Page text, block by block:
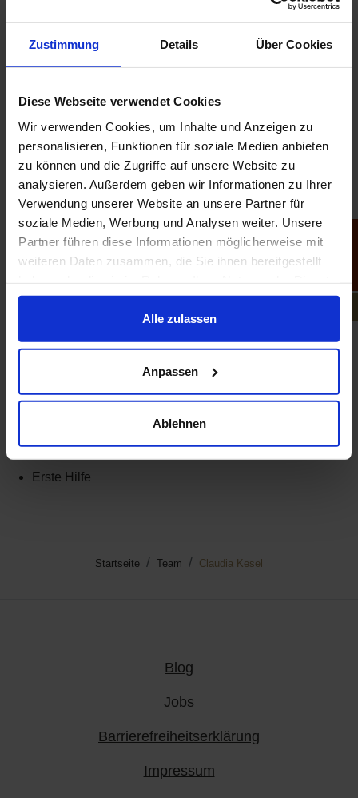
Zustimmung Details Über Cookies
Diese Webseite verwendet Cookies
Wir verwenden Cookies, um Inhalte und Anzeigen zu
personalisieren, Funktionen für soziale Medien anbieten
zu können und die Zugriffe auf unsere Website zu
analysieren. Außerdem geben wir Informationen zu Ihrer
Verwendung unserer Website an unsere Partner für
soziale Medien, Werbung und Analysen weiter. Unsere
Partner führen diese Informationen möglicherweise mit
weiteren Daten zusammen, die Sie ihnen bereitgestellt
gesammelt haben.
Alle zulassen
Anpassen
Ablehnen
ab 1995 Tätigkeit in diversen Praxen
2015–2020 ZFA in hiesiger Praxis
seit 2024 wieder in unserer Praxis tätig
ZUSTÄNDIGKEITSBEREICHE:
Material
Röntgen
FORTBILDUNGEN:
IT/ Dokumentation
Erste Hilfe
Startseite Team Claudia Kesel
Blog
Jobs
Barrierefreiheitserklärung
Impressum